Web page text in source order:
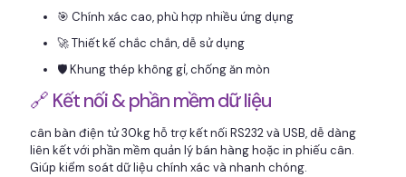
🎯 Chính xác cao, phù hợp nhiều ứng dụng
🚀 Thiết kế chắc chắn, dễ sử dụng
🛡️ Khung thép không gỉ, chống ăn mòn
🔗 Kết nối & phần mềm dữ liệu
cân bàn điện tử 30kg hỗ trợ kết nối RS232 và USB, dễ dàng
liên kết với phần mềm quản lý bán hàng hoặc in phiếu cân.
Giúp kiểm soát dữ liệu chính xác và nhanh chóng.